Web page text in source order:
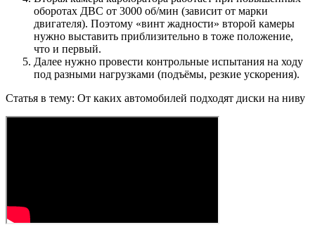
оборотах ДВС от 3000 об/мин (зависит от марки
двигателя). Поэтому «винт жадности» второй камеры
нужно выставить приблизительно в тоже положение,
что и первый.
Далее нужно провести контрольные испытания на ходу
под разными нагрузками (подъёмы, резкие ускорения).
Статья в тему: От каких автомобилей подходят диски на ниву